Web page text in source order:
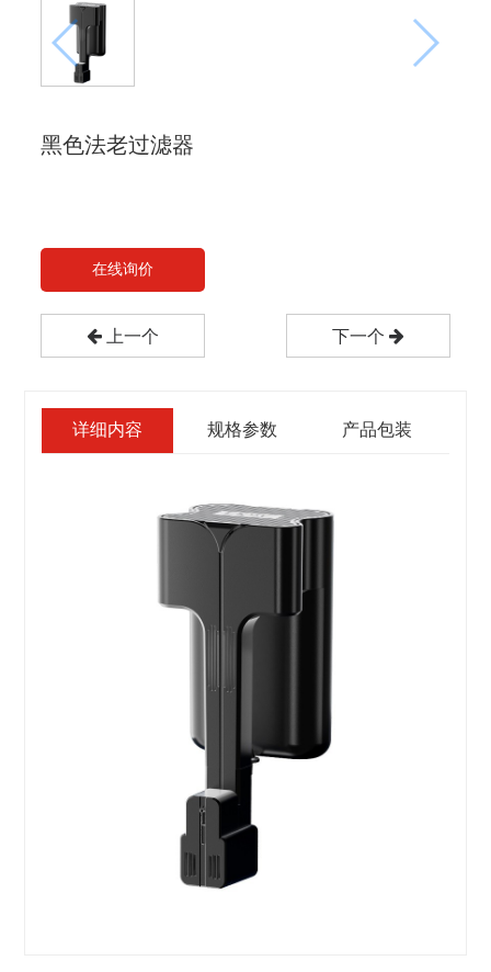
黑色法老过滤器
在线询价
上一个 下一个
详细内容 规格参数 产品包装